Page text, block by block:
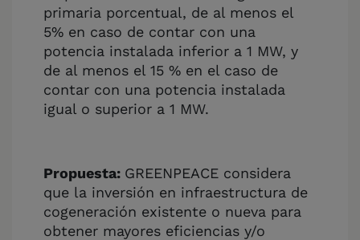
primaria porcentual, de al menos el
5% en caso de contar con una
potencia instalada inferior a 1 MW, y
de al menos el 15 % en el caso de
contar con una potencia instalada
igual o superior a 1 MW.
Propuesta: GREENPEACE considera
que la inversión en infraestructura de
cogeneración existente o nueva para
obtener mayores eficiencias y/o